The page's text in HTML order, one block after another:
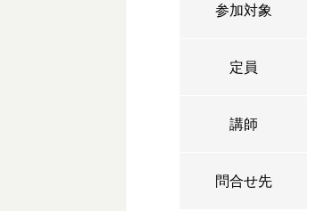
参加対象
定員
講師
問合せ先